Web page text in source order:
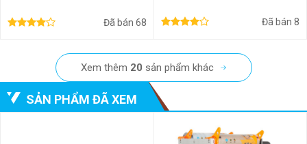
Đã bán 68 Đã bán 8
Xem thêm 20 sản phẩm khác
SẢN PHẨM ĐÃ XEM